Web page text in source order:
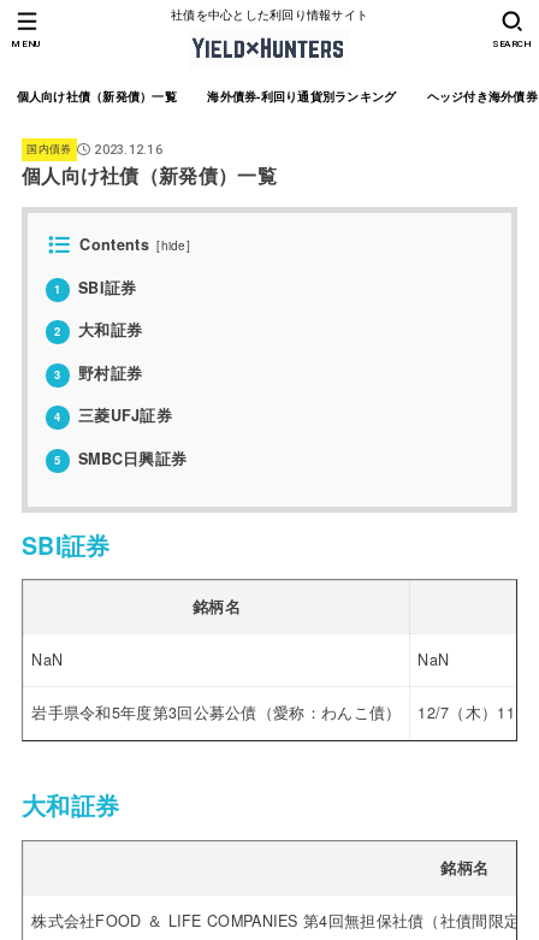
社債を中心とした利回り情報サイト
個人向け社債（新発債）一覧 海外債券-利回り通貨別ランキング ヘッジ付き海外債
SEARCH
MENU
国内債券 2023.12.16
個人向け社債（新発債）一覧
Contents [hide]
1 SBI証券
2 大和証券
3 野村証券
4 三菱UFJ証券
5 SMBC日興証券
SBI証券
銘柄名
NaN NaN
岩手県令和5年度第3回公募公債（愛称：わんこ債） 12/7（木）
大和証券
銘柄名
株式会社FOOD ＆ LIFE COMPANIES 第4回無担保社債（社債間限定